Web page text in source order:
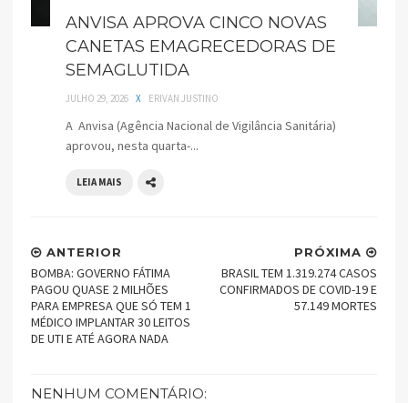
ANVISA APROVA CINCO NOVAS
CANETAS EMAGRECEDORAS DE
SEMAGLUTIDA
JULHO 29, 2026 X ERIVAN JUSTINO
A Anvisa (Agência Nacional de Vigilância Sanitária)
aprovou, nesta quarta-...
LEIA MAIS
PRÓXIMA
BRASIL TEM 1.319.274 CASOS
CONFIRMADOS DE COVID-19 E
57.149 MORTES
ANTERIOR
BOMBA: GOVERNO FÁTIMA
PAGOU QUASE 2 MILHÕES
PARA EMPRESA QUE SÓ TEM 1
MÉDICO IMPLANTAR 30 LEITOS
DE UTI E ATÉ AGORA NADA
NENHUM COMENTÁRIO: